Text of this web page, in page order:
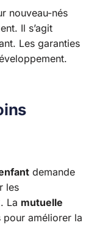
nouveau-nés
Il s’agit
Les garanties
demande
les
La mutuelle
améliorer la